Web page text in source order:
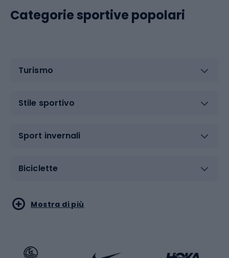
Categorie sportive popolari
Turismo
Stile sportivo
Sport invernali
Biciclette
Sport acquatici
Sport di arti marziali
Mostra di più